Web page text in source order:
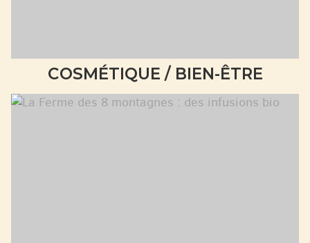
COSMÉTIQUE / BIEN-ÊTRE